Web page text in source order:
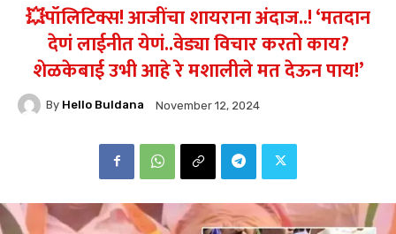
💥पॉलिटिक्स! आजींचा शायराना अंदाज..! ‘मतदान
देणं लाईनीत येणं..वेड्या विचार करतो काय?
शेळकेबाई उभी आहे रे मशालीले मत देऊन पाय!’
By Hello Buldana November 12, 2024